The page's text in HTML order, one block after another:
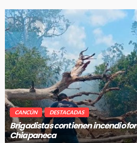
CANCÚN DESTACADAS
Avanza en tiempo y forma la
absorción en Cancún